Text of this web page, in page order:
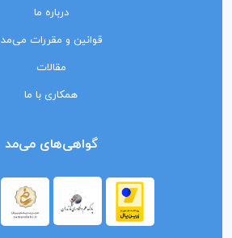
درباره ما
قوانین و مقررات می‌مد
مقالات
همکاری با ما
گواهی‌های می‌مد